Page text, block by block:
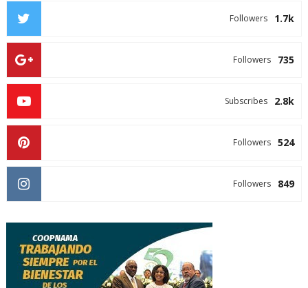
1.7k
Followers
735
Followers
2.8k
Subscribes
524
Followers
849
Followers